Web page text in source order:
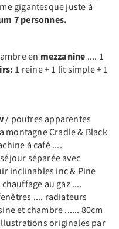
gigantesque juste à
7 personnes.
en mezzanine .... 1
1 reine + 1 lit simple + 1
/ poutres apparentes
montagne Cradle & Black
à café ....
séparée avec
inclinables inc & Pine
au gaz ....
.... radiateurs
et chambre ...... 80cm
Illustrations originales par